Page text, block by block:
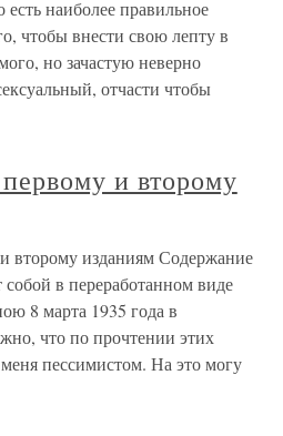
наиболее правильное
чтобы внести свою лепту в
но зачастую неверно
отчасти чтобы
и второму
второму изданиям Содержание
собой в переработанном виде
8 марта 1935 года в
что по прочтении этих
пессимистом. На это могу